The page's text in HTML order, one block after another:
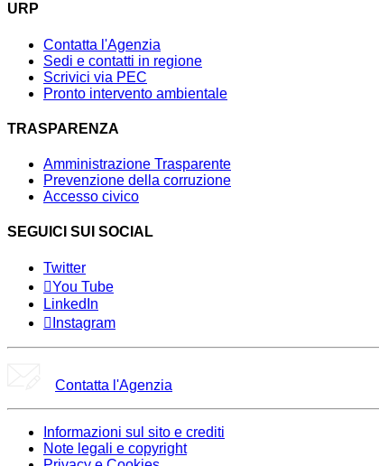
URP
Contatta l'Agenzia
Sedi e contatti in regione
Scrivici via PEC
Pronto intervento ambientale
TRASPARENZA
Amministrazione Trasparente
Prevenzione della corruzione
Accesso civico
SEGUICI SUI SOCIAL
Twitter
You Tube
LinkedIn
Instagram
Contatta l'Agenzia
Informazioni sul sito e crediti
Note legali e copyright